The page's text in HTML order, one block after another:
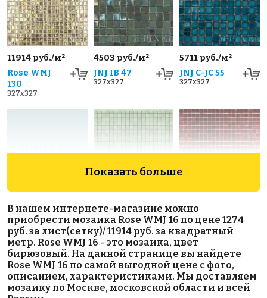
11914 руб./м²
Rose WMJ
130
327x327
4503 руб./м²
JNJ IB 47
327x327
5711 руб./м²
JNJ C-JC 55
327x327
Golden Effect
GD 16100
327x327
Rose WJ
60(2)
327x327
Rose MJ 98
327x327
Показать больше
В нашем интернете-магазине можно
приобрести мозаика Rose WMJ 16 по цене 1274
руб. за лист(сетку)/ 11914 руб. за квадратный
метр. Rose WMJ 16 - это мозаика, цвет
бирюзовый. На данной странице вы найдете
Rose WMJ 16 по самой выгодной цене с фото,
описанием, характеристиками. Мы доставляем
мозаику по Москве, московской области и всей